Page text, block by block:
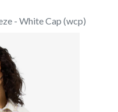
- White Cap (wcp)